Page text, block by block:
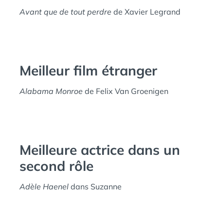
Avant que de tout perdre de Xavier Legrand
Meilleur film étranger
Alabama Monroe de Felix Van Groenigen
Meilleure actrice dans un
second rôle
Adèle Haenel dans Suzanne